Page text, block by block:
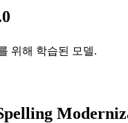
위해 학습된 모델.